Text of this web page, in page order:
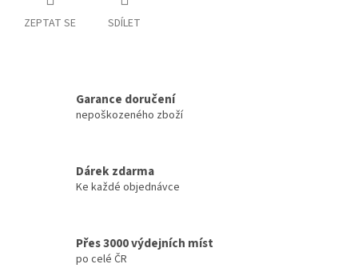
ZEPTAT SE SDÍLET
Garance doručení
nepoškozeného zboží
Dárek zdarma
Ke každé objednávce
Přes 3000 výdejních míst
po celé ČR